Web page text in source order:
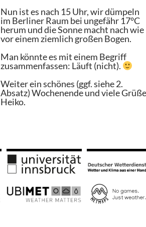
Nun ist es nach 15 Uhr, wir dümpeln
im Berliner Raum bei ungefähr 17°C
herum und die Sonne macht nach wie
vor einem ziemlich großen Bogen.
Man könnte es mit einem Begriff
zusammenfassen: Läuft (nicht).
Weiter ein schönes (ggf. siehe 2.
Absatz) Wochenende und viele
Heiko.